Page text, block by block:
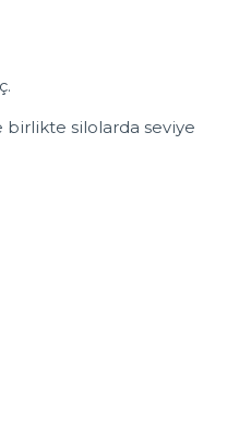
birlikte silolarda seviye